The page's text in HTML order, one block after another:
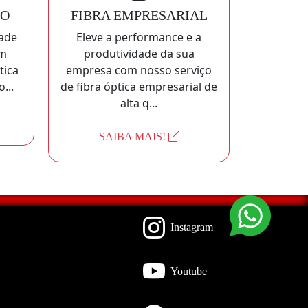
FIBRA EMPRESARIAL
Eleve a performance e a
produtividade da sua
empresa com nosso serviço
de fibra óptica empresarial de
alta q...
SAIBA MAIS!
Instagram
Youtube